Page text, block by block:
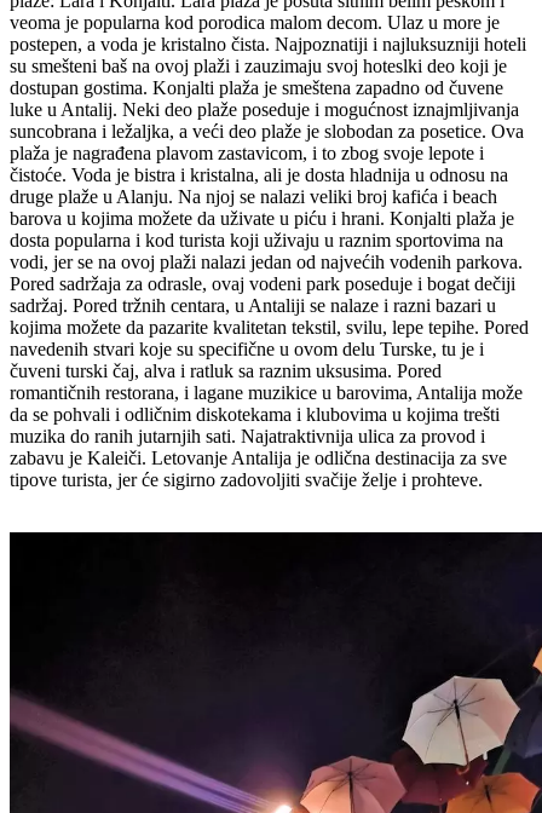
veoma je popularna kod porodica malom decom. Ulaz u more je
postepen, a voda je kristalno čista. Najpoznatiji i najluksuzniji hoteli
su smešteni baš na ovoj plaži i zauzimaju svoj hoteslki deo koji je
dostupan gostima. Konjalti plaža je smeštena zapadno od čuvene
luke u Antalij. Neki deo plaže poseduje i mogućnost iznajmljivanja
suncobrana i ležaljka, a veći deo plaže je slobodan za posetice. Ova
plaža je nagrađena plavom zastavicom, i to zbog svoje lepote i
čistoće. Voda je bistra i kristalna, ali je dosta hladnija u odnosu na
druge plaže u Alanju. Na njoj se nalazi veliki broj kafića i beach
barova u kojima možete da uživate u piću i hrani. Konjalti plaža je
dosta popularna i kod turista koji uživaju u raznim sportovima na
vodi, jer se na ovoj plaži nalazi jedan od najvećih vodenih parkova.
Pored sadržaja za odrasle, ovaj vodeni park poseduje i bogat dečiji
sadržaj. Pored tržnih centara, u Antaliji se nalaze i razni bazari u
kojima možete da pazarite kvalitetan tekstil, svilu, lepe tepihe. Pored
navedenih stvari koje su specifične u ovom delu Turske, tu je i
čuveni turski čaj, alva i ratluk sa raznim uksusima. Pored
romantičnih restorana, i lagane muzikice u barovima, Antalija može
da se pohvali i odličnim diskotekama i klubovima u kojima trešti
muzika do ranih jutarnjih sati. Najatraktivnija ulica za provod i
zabavu je Kaleiči. Letovanje Antalija je odlična destinacija za sve
tipove turista, jer će sigirno zadovoljiti svačije želje i prohteve.